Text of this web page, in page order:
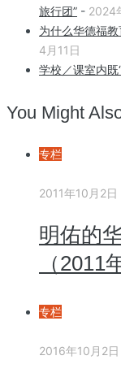
旅行团” - 2024
为什么华德福
4月11日
学校／课室内既
You Might
专栏
2011年10月2日
明佑的
（2011
专栏
2016年10月2日